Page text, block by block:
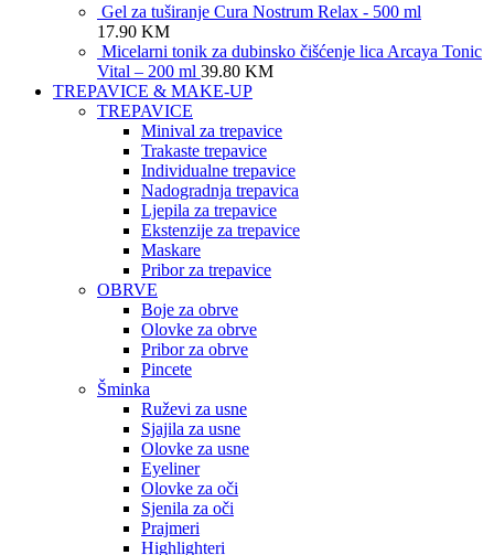
Gel za tuširanje Cura Nostrum Relax - 500 ml
17.90 KM
Micelarni tonik za dubinsko čišćenje lica Arcaya Tonic
Vital – 200 ml 39.80 KM
TREPAVICE & MAKE-UP
TREPAVICE
Minival za trepavice
Trakaste trepavice
Individualne trepavice
Nadogradnja trepavica
Ljepila za trepavice
Ekstenzije za trepavice
Maskare
Pribor za trepavice
OBRVE
Boje za obrve
Olovke za obrve
Pribor za obrve
Pincete
Šminka
Ruževi za usne
Sjajila za usne
Olovke za usne
Eyeliner
Olovke za oči
Sjenila za oči
Prajmeri
Highlighteri